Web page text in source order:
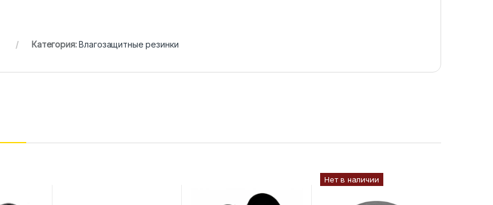
Категория:Влагозащитные резинки
Нет в наличии